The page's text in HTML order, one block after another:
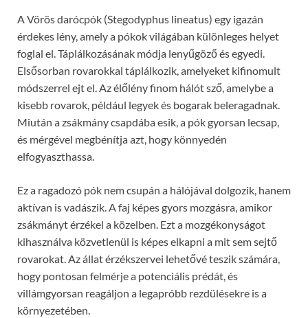
A Vörös darócpók (Stegodyphus lineatus) egy igazán
érdekes lény, amely a pókok világában különleges helyet
foglal el. Táplálkozásának módja lenyűgöző és egyedi.
Elsősorban rovarokkal táplálkozik, amelyeket kifinomult
módszerrel ejt el. Az élőlény finom hálót sző, amelybe a
kisebb rovarok, például legyek és bogarak beleragadnak.
Miután a zsákmány csapdába esik, a pók gyorsan lecsap,
és mérgével megbénítja azt, hogy könnyedén
elfogyaszthassa.
Ez a ragadozó pók nem csupán a hálójával dolgozik, hanem
aktívan is vadászik. A faj képes gyors mozgásra, amikor
zsákmányt érzékel a közelben. Ezt a mozgékonyságot
kihasználva közvetlenül is képes elkapni a mit sem sejtő
rovarokat. Az állat érzékszervei lehetővé teszik számára,
hogy pontosan felmérje a potenciális prédát, és
villámgyorsan reagáljon a legapróbb rezdülésekre is a
környezetében.